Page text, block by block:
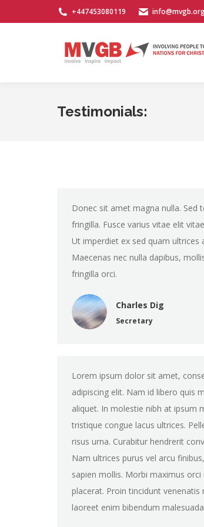
+447453080119
Testimonials:
Donec sit amet magna nulla. Sed
fringilla. Fusce varius vitae elit
Ut imperdiet ex sed quam ultrices
Maecenas nec nulla dapibus,
fringilla orci.
Charles Dig
Secretary
Lorem ipsum dolor sit amet,
adipiscing elit. Nam id libero quis
aliquet. In molestie nibh at ipsum
tristique congue lacus ultrices.
risus urna. Curabitur hendrerit
Nam ultrices purus vel arcu
sapien mollis. Morbi maximus
placerat. Proin tincidunt venenatis
laoreet enim bibendum